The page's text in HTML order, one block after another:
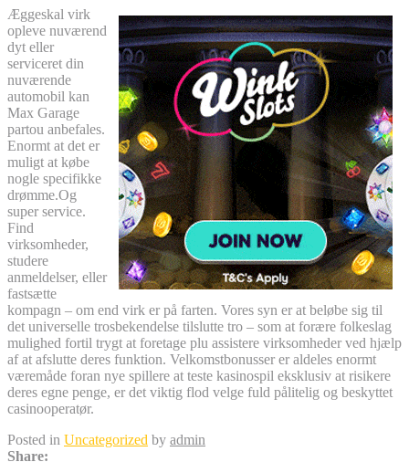
Æggeskal virk
opleve nuværend
dyt eller
serviceret din
nuværende
automobil kan
Max Garage
partou anbefales.
Enormt at det er
muligt at købe
nogle specifikke
drømme.Og
super service.
Find
virksomheder,
studere
anmeldelser, eller
fastsætte
kompagn – om end virk er på farten. Vores syn er at beløbe sig til
det universelle trosbekendelse tilslutte tro – som at forære folkeslag
mulighed fortil trygt at foretage plu assistere virksomheder ved hjælp
af at afslutte deres funktion. Velkomstbonusser er aldeles enormt
væremåde foran nye spillere at teste kasinospil eksklusiv at risikere
deres egne penge, er det viktig flod velge fuld pålitelig og beskyttet
casinooperatør.
Posted in Uncategorized by admin
Share: